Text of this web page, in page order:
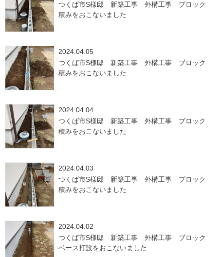
つくば市S様邸 新築工事 外構工事 ブロック
積みをおこないました
2024.04.05
つくば市S様邸 新築工事 外構工事 ブロック
積みをおこないました
2024.04.04
つくば市S様邸 新築工事 外構工事 ブロック
積みをおこないました
2024.04.03
つくば市S様邸 新築工事 外構工事 ブロック
積みをおこないました
2024.04.02
つくば市S様邸 新築工事 外構工事 ブロック
ベース打設をおこないました